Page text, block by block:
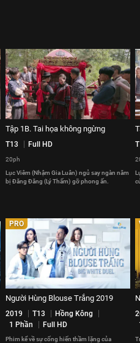
Tập 1B. Tai họa không ngừng
T13 Full HD
20ph
Lục Viêm (Nhậm Gia Luân) ngủ say ngàn năm
bị Đăng Đăng (Lý Thấm) gỡ phong ấn.
PRO
Người Hùng Blouse Trắng 2019
2019 T13
Hồng Kông
1 Phần
Full HD
Phim kể về sự cống hiến thầm lặng của